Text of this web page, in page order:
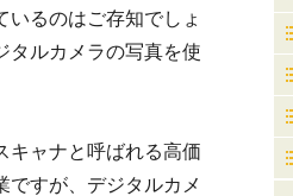
るのはご存知でしょ
タルカメラの写真を使
キャナと呼ばれる高価
ですが、デジタルカメ